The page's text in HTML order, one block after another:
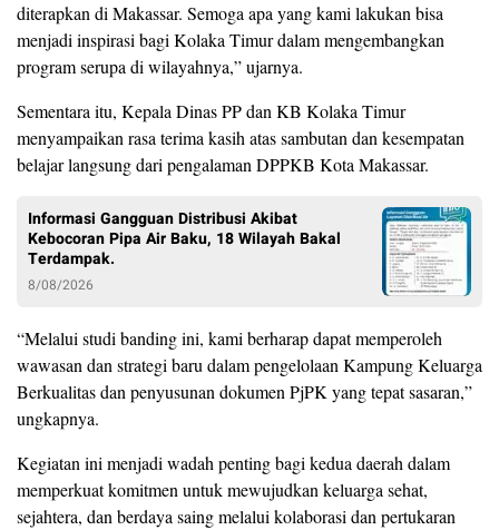
diterapkan di Makassar. Semoga apa yang kami lakukan bisa
menjadi inspirasi bagi Kolaka Timur dalam mengembangkan
program serupa di wilayahnya,” ujarnya.
Sementara itu, Kepala Dinas PP dan KB Kolaka Timur
menyampaikan rasa terima kasih atas sambutan dan kesempatan
belajar langsung dari pengalaman DPPKB Kota Makassar.
Informasi Gangguan Distribusi Akibat
Kebocoran Pipa Air Baku, 18 Wilayah Bakal
Terdampak.
8/08/2026
“Melalui studi banding ini, kami berharap dapat memperoleh
wawasan dan strategi baru dalam pengelolaan Kampung Keluarga
Berkualitas dan penyusunan dokumen PjPK yang tepat sasaran,”
ungkapnya.
Kegiatan ini menjadi wadah penting bagi kedua daerah dalam
memperkuat komitmen untuk mewujudkan keluarga sehat,
sejahtera, dan berdaya saing melalui kolaborasi dan pertukaran